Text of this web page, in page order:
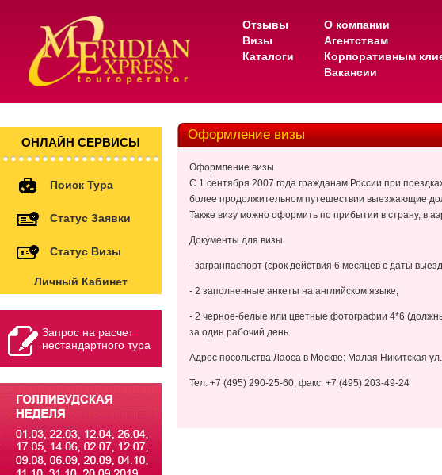
Отзывы
Визы
Каталоги
О компании
Агентствам
Корпоративным
Вакансии
ОНЛАЙН СЕРВИСЫ
Поиск Тура
Статус Заявки
Статус Визы
Личный Кабинет
Запрос на расчет
нестандартного тура
Оформление визы
Оформление визы
С 1 сентября 2007 года гражданам России при
более продолжительном путешествии выезжающие
Также визу можно оформить по прибытии в страну, в
Документы для визы
- загранпаспорт (срок действия 6 месяцев с даты
- 2 заполненные анкеты на английском языке;
- 2 черное-белые или цветные фотографии 4*6
за один рабочий день.
Адрес посольства Лаоса в Москве: Малая Никитская
Тел: +7 (495) 290-25-60; факс: +7 (495) 203-49-24